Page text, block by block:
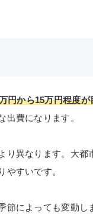
円から15万円程度
費になります。
異なります。大
やすいです。
によっても変動し